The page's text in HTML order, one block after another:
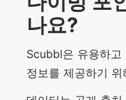
나요?
Scubbl은 유용하고
정보를 제공하기